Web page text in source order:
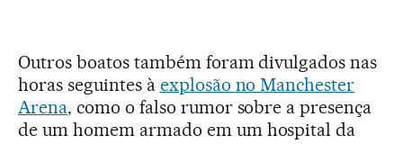
Outros boatos também foram divulgados nas
horas seguintes à explosão no Manchester
Arena, como o falso rumor sobre a presença
de um homem armado em um hospital da